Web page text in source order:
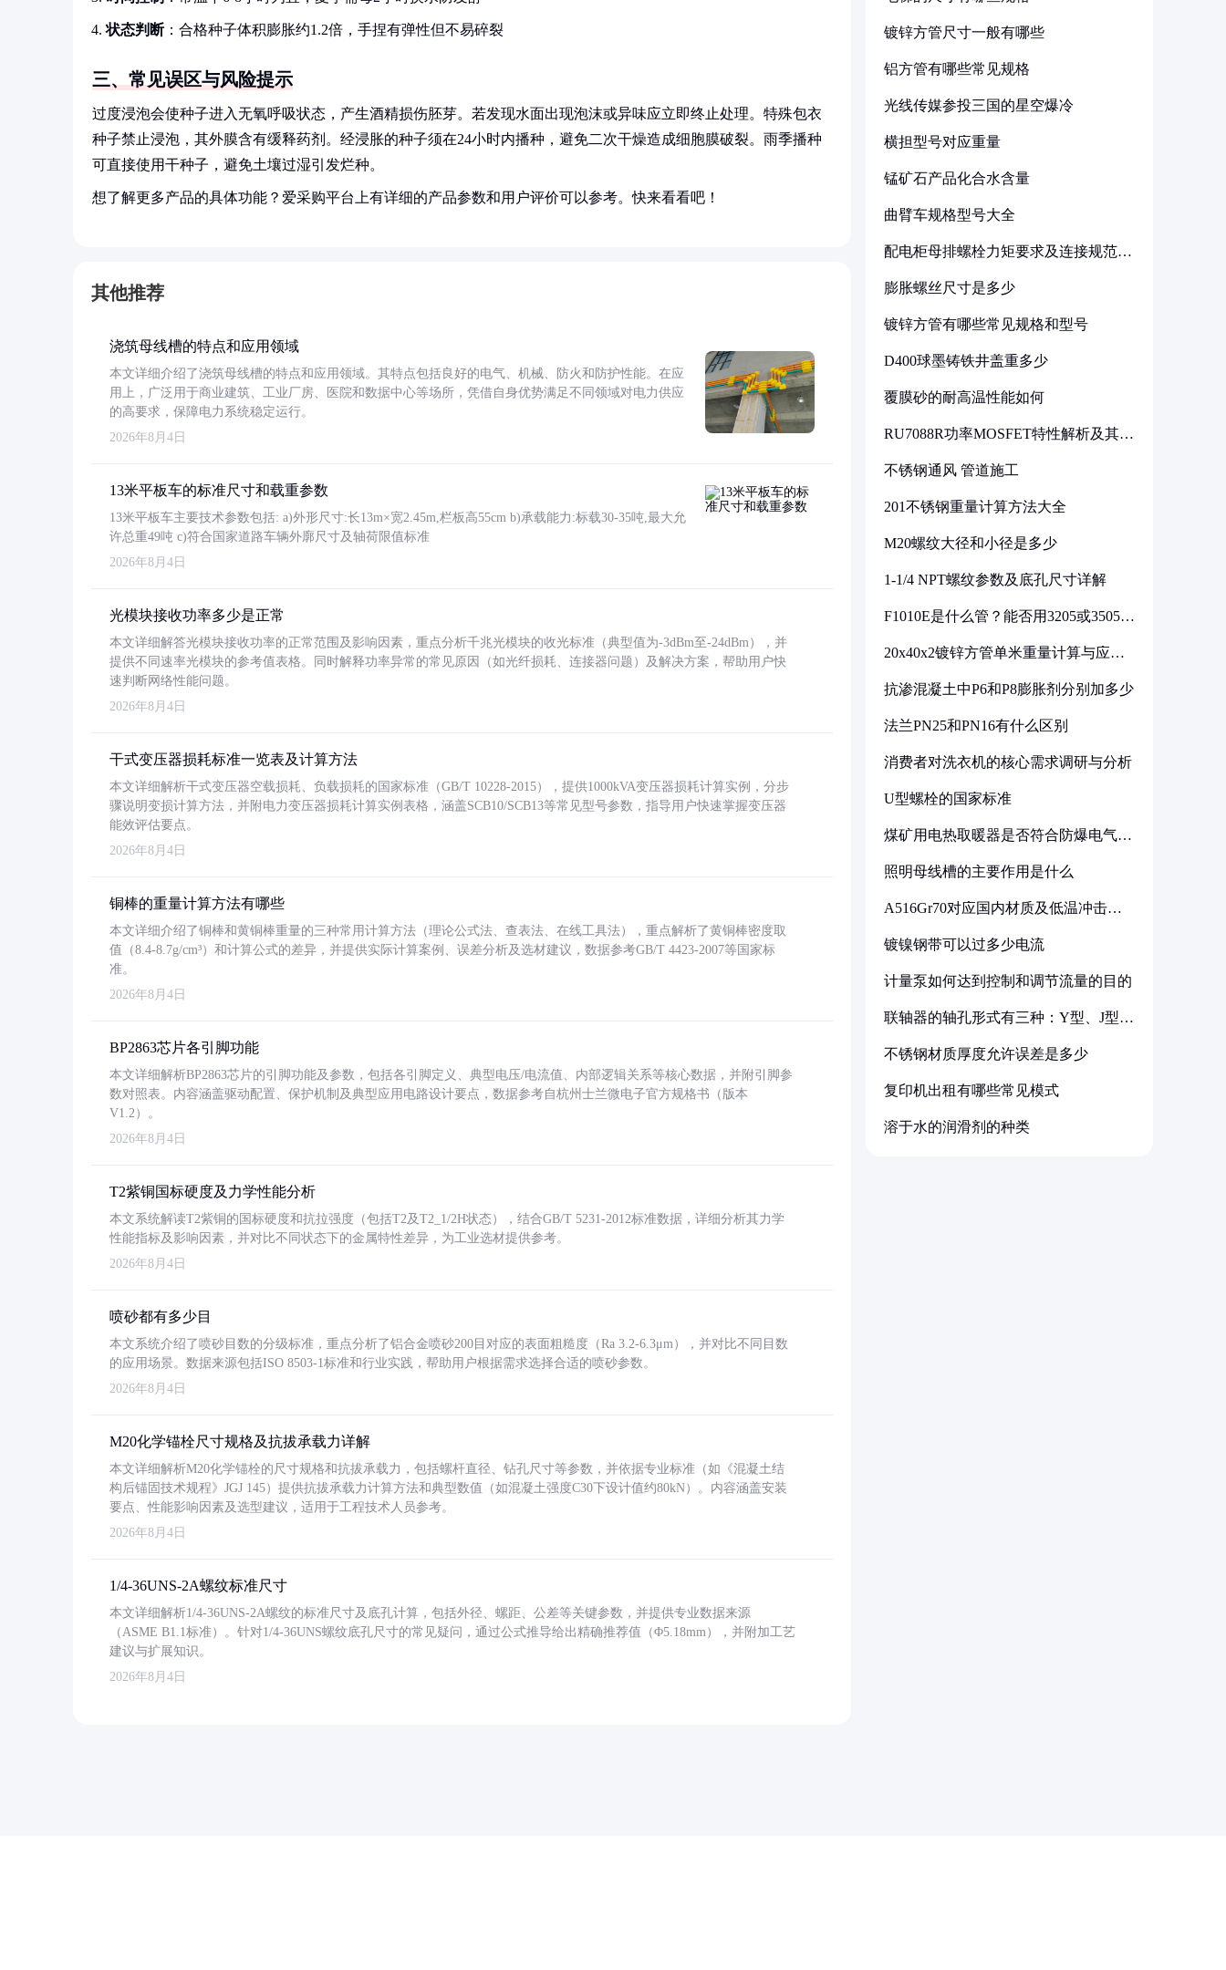
状态判断：合格种子体积膨胀约1.2倍，手捏有弹性但不易碎裂
三、常见误区与风险提示
过度浸泡会使种子进入无氧呼吸状态，产生酒精损伤胚芽。若发现水面出现泡沫或异味应立即终止处理。特殊包衣
种子禁止浸泡，其外膜含有缓释药剂。经浸胀的种子须在24小时内播种，避免二次干燥造成细胞膜破裂。雨季播种
可直接使用干种子，避免土壤过湿引发烂种。
想了解更多产品的具体功能？爱采购平台上有详细的产品参数和用户评价可以参考。快来看看吧！
其他推荐
浇筑母线槽的特点和应用领域
本文详细介绍了浇筑母线槽的特点和应用领域。其特点包括良好的电气、机械、防火和防护性能。在应
用上，广泛用于商业建筑、工业厂房、医院和数据中心等场所，凭借自身优势满足不同领域对电力供应
的高要求，保障电力系统稳定运行。
2026年8月4日
13米平板车的标准尺寸和载重参数
13米平板车主要技术参数包括: a)外形尺寸:长13m×宽2.45m,栏板高55cm b)承载能力:标载30-35吨,最大允
许总重49吨 c)符合国家道路车辆外廓尺寸及轴荷限值标准
2026年8月4日
光模块接收功率多少是正常
本文详细解答光模块接收功率的正常范围及影响因素，重点分析千兆光模块的收光标准（典型值为-3dBm至-24dBm），并
提供不同速率光模块的参考值表格。同时解释功率异常的常见原因（如光纤损耗、连接器问题）及解决方案，帮助用户快
速判断网络性能问题。
2026年8月4日
干式变压器损耗标准一览表及计算方法
本文详细解析干式变压器空载损耗、负载损耗的国家标准（GB/T 10228-2015），提供1000kVA变压器损耗计算实例，分步
骤说明变损计算方法，并附电力变压器损耗计算实例表格，涵盖SCB10/SCB13等常见型号参数，指导用户快速掌握变压器
能效评估要点。
2026年8月4日
铜棒的重量计算方法有哪些
本文详细介绍了铜棒和黄铜棒重量的三种常用计算方法（理论公式法、查表法、在线工具法），重点解析了黄铜棒密度取
值（8.4-8.7g/cm³）和计算公式的差异，并提供实际计算案例、误差分析及选材建议，数据参考GB/T 4423-2007等国家标
准。
2026年8月4日
BP2863芯片各引脚功能
本文详细解析BP2863芯片的引脚功能及参数，包括各引脚定义、典型电压/电流值、内部逻辑关系等核心数据，并附引脚参
数对照表。内容涵盖驱动配置、保护机制及典型应用电路设计要点，数据参考自杭州士兰微电子官方规格书（版本
V1.2）。
2026年8月4日
T2紫铜国标硬度及力学性能分析
本文系统解读T2紫铜的国标硬度和抗拉强度（包括T2及T2_1/2H状态），结合GB/T 5231-2012标准数据，详细分析其力学
性能指标及影响因素，并对比不同状态下的金属特性差异，为工业选材提供参考。
2026年8月4日
喷砂都有多少目
本文系统介绍了喷砂目数的分级标准，重点分析了铝合金喷砂200目对应的表面粗糙度（Ra 3.2-6.3μm），并对比不同目数
的应用场景。数据来源包括ISO 8503-1标准和行业实践，帮助用户根据需求选择合适的喷砂参数。
2026年8月4日
M20化学锚栓尺寸规格及抗拔承载力详解
本文详细解析M20化学锚栓的尺寸规格和抗拔承载力，包括螺杆直径、钻孔尺寸等参数，并依据专业标准（如《混凝土结
构后锚固技术规程》JGJ 145）提供抗拔承载力计算方法和典型数值（如混凝土强度C30下设计值约80kN）。内容涵盖安装
要点、性能影响因素及选型建议，适用于工程技术人员参考。
2026年8月4日
1/4-36UNS-2A螺纹标准尺寸
本文详细解析1/4-36UNS-2A螺纹的标准尺寸及底孔计算，包括外径、螺距、公差等关键参数，并提供专业数据来源
（ASME B1.1标准）。针对1/4-36UNS螺纹底孔尺寸的常见疑问，通过公式推导给出精确推荐值（Φ5.18mm），并附加工艺
建议与扩展知识。
2026年8月4日
镀锌方管尺寸一般有哪些
铝方管有哪些常见规格
光线传媒参投三国的星空爆冷
横担型号对应重量
锰矿石产品化合水含量
曲臂车规格型号大全
配电柜母排螺栓力矩要求及连接规范详
膨胀螺丝尺寸是多少
镀锌方管有哪些常见规格和型号
D400球墨铸铁井盖重多少
覆膜砂的耐高温性能如何
RU7088R功率MOSFET特性解析及其在
不锈钢通风 管道施工
201不锈钢重量计算方法大全
M20螺纹大径和小径是多少
1-1/4 NPT螺纹参数及底孔尺寸详解
F1010E是什么管？能否用3205或3505代
20x40x2镀锌方管单米重量计算与应用
抗渗混凝土中P6和P8膨胀剂分别加多少
法兰PN25和PN16有什么区别
消费者对洗衣机的核心需求调研与分析
U型螺栓的国家标准
煤矿用电热取暖器是否符合防爆电气设
照明母线槽的主要作用是什么
A516Gr70对应国内材质及低温冲击要
镀镍钢带可以过多少电流
计量泵如何达到控制和调节流量的目的
联轴器的轴孔形式有三种：Y型、J型、
不锈钢材质厚度允许误差是多少
复印机出租有哪些常见模式
溶于水的润滑剂的种类